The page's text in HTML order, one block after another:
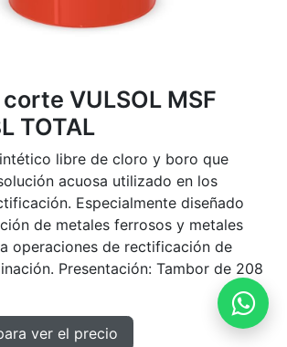
VULSOL MSF
TOTAL
libre de cloro y boro que
acuosa utilizado en los
Especialmente diseñado
de metales ferrosos y metales
operaciones de rectificación de
Presentación: Tambor de 208
ver el precio